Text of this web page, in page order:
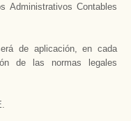
Administrativos Contables
de aplicación, en cada
de las normas legales